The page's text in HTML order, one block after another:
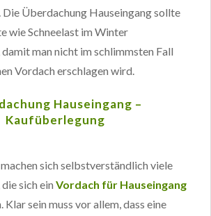
Überdachung Hauseingang sollte
wie Schneelast im Winter
man nicht im schlimmsten Fall
Vordach erschlagen wird.
Hauseingang –
Kaufüberlegung
sich selbstverständlich viele
sich ein Vordach für Hauseingang
Klar sein muss vor allem, dass eine